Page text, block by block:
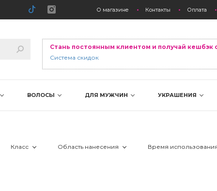
О магазине Контакты Оплата
Стань постоянным клиентом и получай кешбэк
Система скидок
ВОЛОСЫ ДЛЯ МУЖЧИН УКРАШЕНИЯ
Класс Область нанесения Время